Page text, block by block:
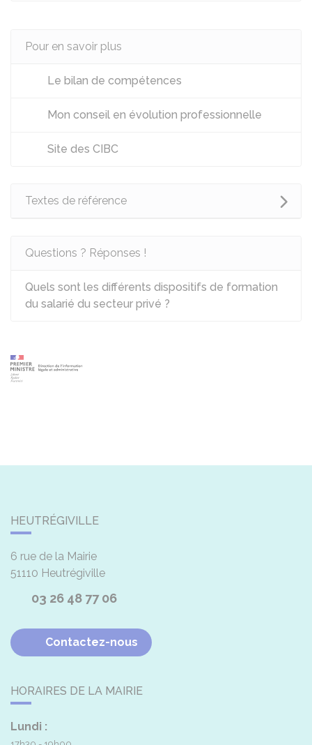
Pour en savoir plus
Le bilan de compétences
Mon conseil en évolution professionnelle
Site des CIBC
Textes de référence
Questions ? Réponses !
Quels sont les différents dispositifs de formation
du salarié du secteur privé ?
HEUTRÉGIVILLE
6 rue de la Mairie
51110 Heutrégiville
03 26 48 77 06
Contactez-nous
HORAIRES DE LA MAIRIE
Lundi :